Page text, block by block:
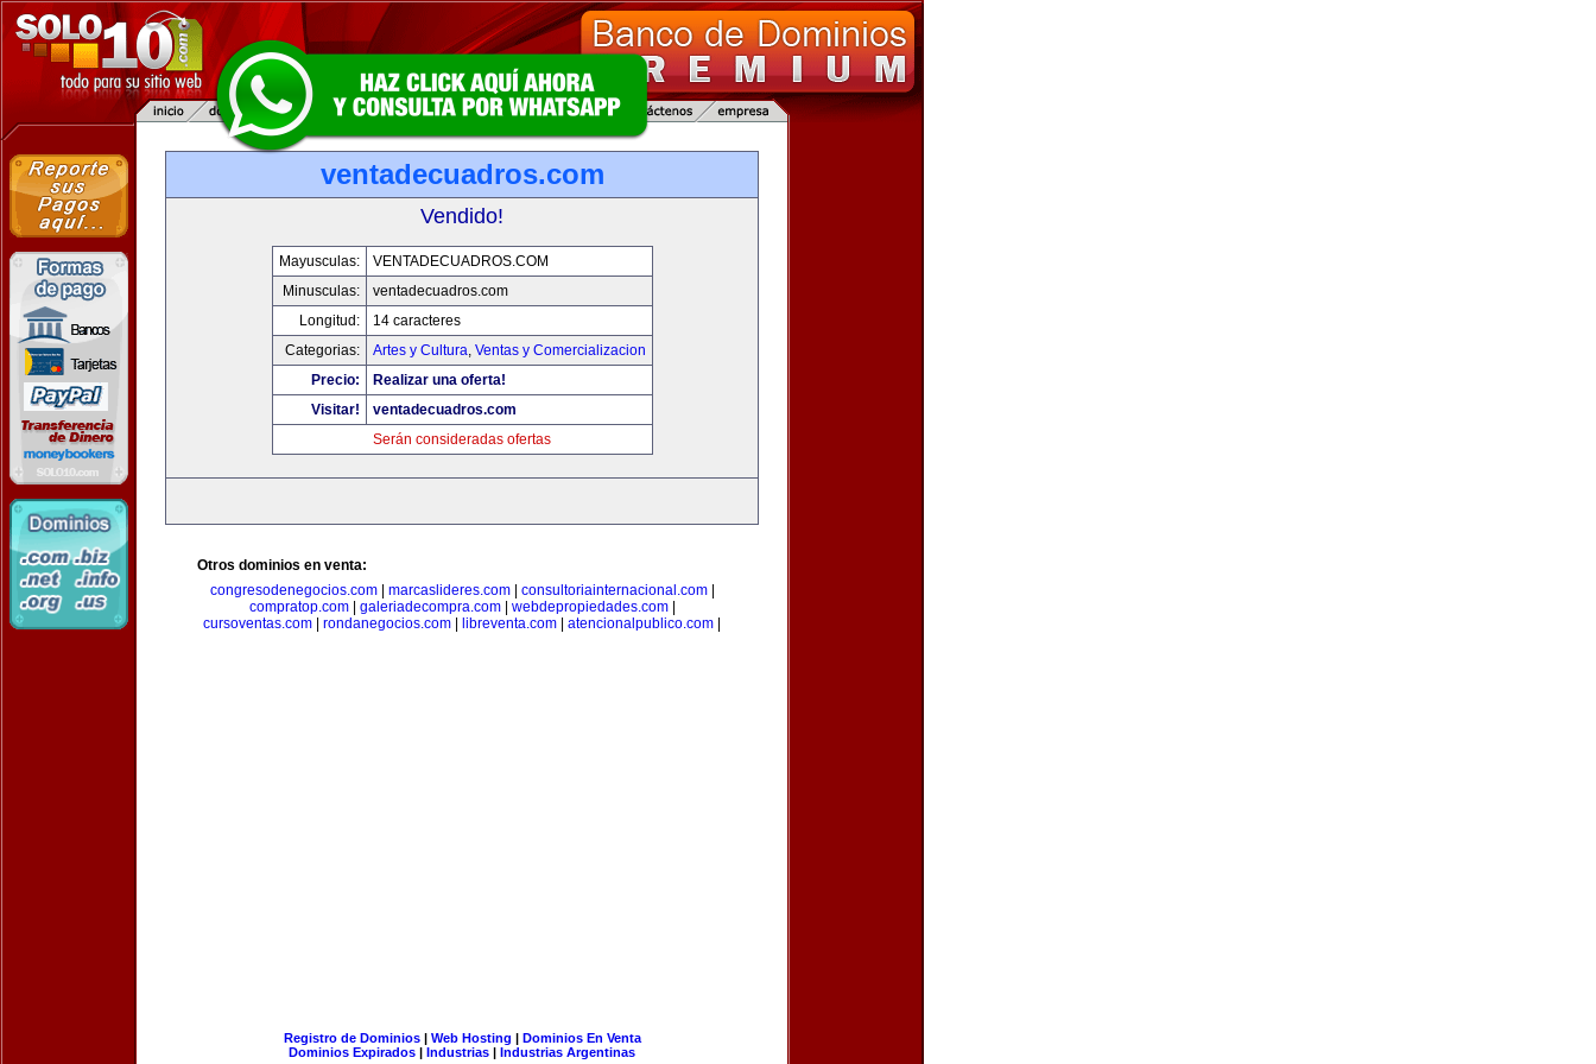
ventadecuadros.com
Vendido!
Mayusculas:
VENTADECUADROS.COM
Minusculas:
ventadecuadros.com
Longitud:
14 caracteres
Categorias:
Artes y Cultura, Ventas y Comercializacion
Precio:
Realizar una oferta!
Visitar!
ventadecuadros.com
Serán consideradas ofertas
Otros dominios en venta:
congresodenegocios.com| marcaslideres.com| consultoriainternacional.com|
compratop.com| galeriadecompra.com| webdepropiedades.com|
cursoventas.com
rondanegocios.com libreventa.com atencionalpublico.com
Registro de Dominios| Web Hosting | Dominios En Venta
Dominios Expirados | Industrias | Industrias Argentinas